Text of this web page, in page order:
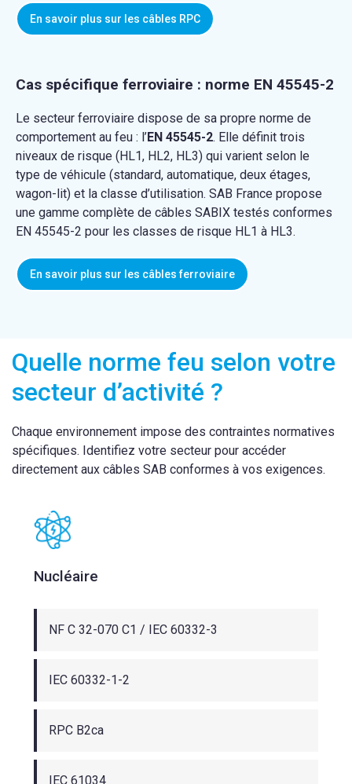
En savoir plus sur les câbles RPC
Cas spécifique ferroviaire : norme EN 45545-2
Le secteur ferroviaire dispose de sa propre norme de
comportement au feu : l’EN 45545-2. Elle définit trois
niveaux de risque (HL1, HL2, HL3) qui varient selon le
type de véhicule (standard, automatique, deux étages,
wagon-lit) et la classe d’utilisation. SAB France propose
une gamme complète de câbles SABIX testés conformes
EN 45545-2 pour les classes de risque HL1 à HL3.
En savoir plus sur les câbles ferroviaire
Quelle norme feu selon votre
secteur d’activité ?
Chaque environnement impose des contraintes normatives
spécifiques. Identifiez votre secteur pour accéder
directement aux câbles SAB conformes à vos exigences.
Nucléaire
NF C 32-070 C1 / IEC 60332-3
IEC 60332-1-2
RPC B2ca
IEC 61034